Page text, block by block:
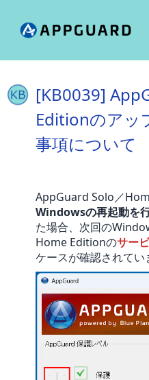
[KB0039]
Editionのアッ
事項について
AppGuard Solo／
Windowsの再起動を
た場合、次回の
Home Editionのサー
ケースが確認されてい